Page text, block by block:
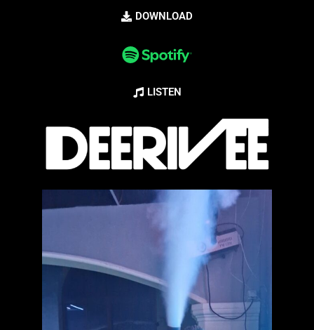
DOWNLOAD
LISTEN